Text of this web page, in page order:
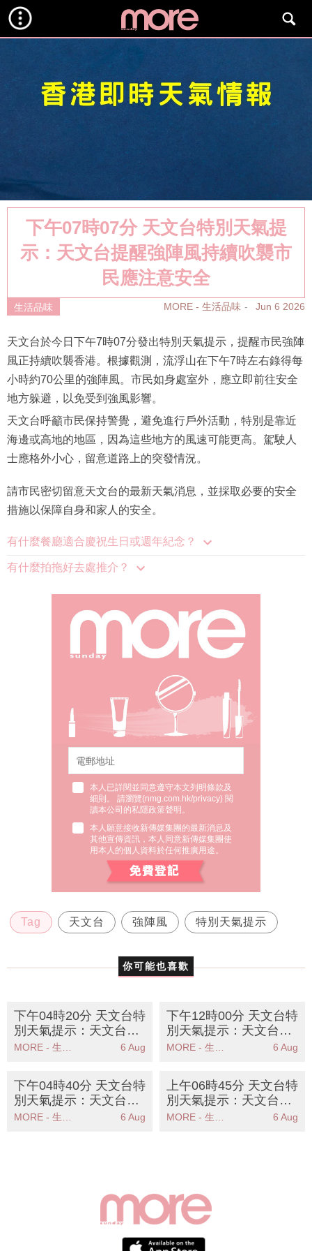
下午07時07分 天文台特別天氣提
示：天文台提醒強陣風持續吹襲市
民應注意安全
生活品味 MORE - 生活品味 Jun 6 2026
天文台於今日下午7時07分發出特別天氣提示，提醒市民強陣
風正持續吹襲香港。根據觀測，流浮山在下午7時左右錄得每
小時約70公里的強陣風。市民如身處室外，應立即前往安全
地方躲避，以免受到強風影響。
天文台呼籲市民保持警覺，避免進行戶外活動，特別是靠近
海邊或高地的地區，因為這些地方的風速可能更高。駕駛人
士應格外小心，留意道路上的突發情況。
請市民密切留意天文台的最新天氣消息，並採取必要的安全
措施以保障自身和家人的安全。
有什麼餐廳適合慶祝生日或週年紀念？
有什麼拍拖好去處推介？
本人已詳閱並同意遵守本文列明條款及
細則。 請瀏覽(nmg.com.hk/privacy) 閱
讀本公司的私隱政策聲明。
本人願意接收新傳媒集團的最新消息及
其他宣傳資訊，本人同意新傳媒集團使
用本人的個人資料於任何推廣用途。
Tag 天文台 強陣風 特別天氣提示
你可能也喜歡
下午04時20分 天文台特
別天氣提示：天文台提
醒高溫天氣持續市民需
MORE - 生活品味 6 Aug
下午12時00分 天文台特
別天氣提示：天文台提
醒週末酷熱天氣市民需
MORE - 生活品味 6 Aug
下午04時40分 天文台特
別天氣提示：天文台預
測週末酷熱天氣市民需
6 Aug
上午06時45分 天文台特
別天氣提示：天文台提
醒市民高溫天氣持續請
6 Aug